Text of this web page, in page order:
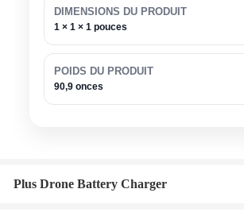
DIMENSIONS DU PRODUIT
1 × 1 × 1 pouces
POIDS DU PRODUIT
90,9 onces
Plus Drone Battery Charger